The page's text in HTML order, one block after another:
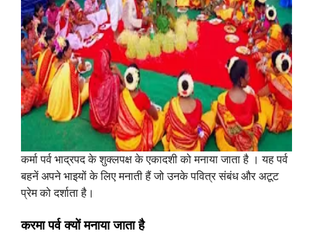
कर्मा पर्व भाद्रपद के शुक्लपक्ष के एकादशी को मनाया जाता है । यह पर्व
बहनें अपने भाइयों के लिए मनाती हैं जो उनके पवित्र संबंध और अटूट
प्रेम को दर्शाता है।
करमा पर्व क्यों मनाया जाता है